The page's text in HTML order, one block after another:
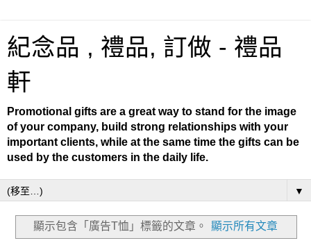
紀念品 , 禮品, 訂做 - 禮品
軒
Promotional gifts are a great way to stand for the image
of your company, build strong relationships with your
important clients, while at the same time the gifts can be
used by the customers in the daily life.
▼
顯示包含「廣告T恤」 標籤的文章。 顯示所有文章